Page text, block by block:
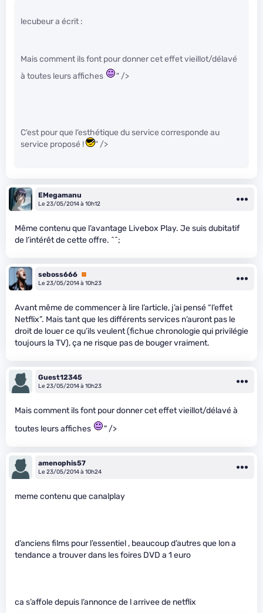
lecubeur a écrit :
Mais comment ils font pour donner cet effet vieillot/délavé
à toutes leurs affiches
" />
C’est pour que l’esthétique du service corresponde au
service proposé !
" />
EMegamanu
Le 23/05/2014 à 10h12
Même contenu que l’avantage Livebox Play. Je suis dubitatif
de l’intérêt de cette offre. ^^;
seboss666 Premium
Le 23/05/2014 à 10h23
Avant même de commencer à lire l’article, j’ai pensé “l’effet
Netflix”. Mais tant que les différents services n’auront pas le
droit de louer ce qu’ils veulent (fichue chronologie qui privilégie
toujours la TV), ça ne risque pas de bouger vraiment.
Guest12345
Le 23/05/2014 à 10h23
Mais comment ils font pour donner cet effet vieillot/délavé à
toutes leurs affiches
" />
amenophis57
Le 23/05/2014 à 10h24
meme contenu que canalplay
d’anciens films pour l’essentiel , beaucoup d’autres que lon a
tendance a trouver dans les foires DVD a 1 euro
ca s’affole depuis l’annonce de l arrivee de netflix